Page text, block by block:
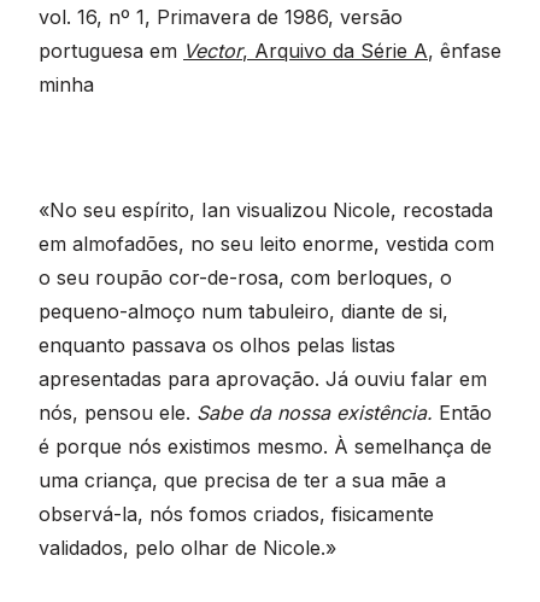
vol. 16, nº 1, Primavera de 1986, versão
portuguesa em Vector, Arquivo da Série A, ênfase
minha
«No seu espírito, Ian visualizou Nicole, recostada
em almofadões, no seu leito enorme, vestida com
o seu roupão cor-de-rosa, com berloques, o
pequeno-almoço num tabuleiro, diante de si,
enquanto passava os olhos pelas listas
apresentadas para aprovação. Já ouviu falar em
nós, pensou ele. Sabe da nossa existência. Então
é porque nós existimos mesmo. À semelhança de
uma criança, que precisa de ter a sua mãe a
observá-la, nós fomos criados, fisicamente
validados, pelo olhar de Nicole.»